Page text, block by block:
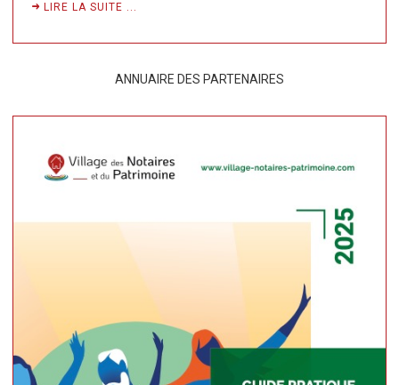
LIRE LA SUITE ...
ANNUAIRE DES PARTENAIRES